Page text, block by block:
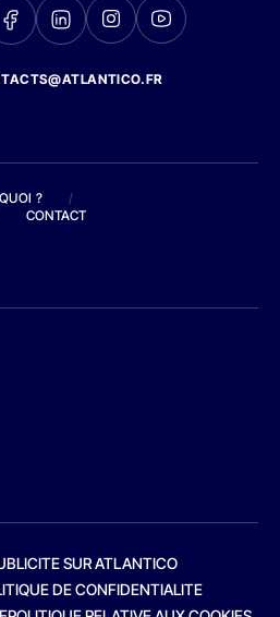
?
/
CONTACT
SUR ATLANTICO
DE CONFIDENTIALITE